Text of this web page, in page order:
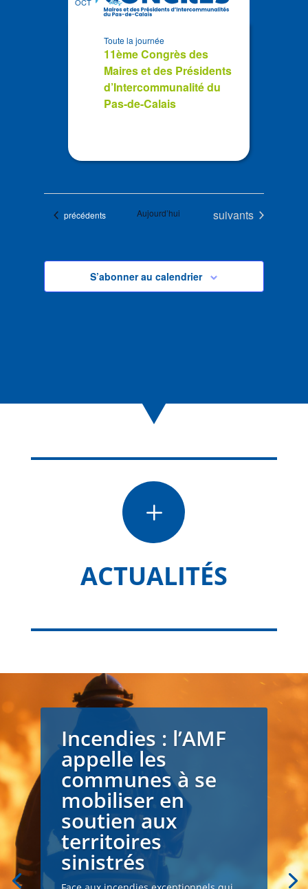
11ème Congrès des
Maires et des Présidents
d’Intercommunalité du
Pas-de-Calais
Toute la journée
Évènements
précédents Aujourd’hui Évènements
suivants
S’abonner au calendrier
L
ACTUALITÉS
Incendies : l’AMF
appelle les
communes à se
mobiliser en
soutien aux
territoires
sinistrés